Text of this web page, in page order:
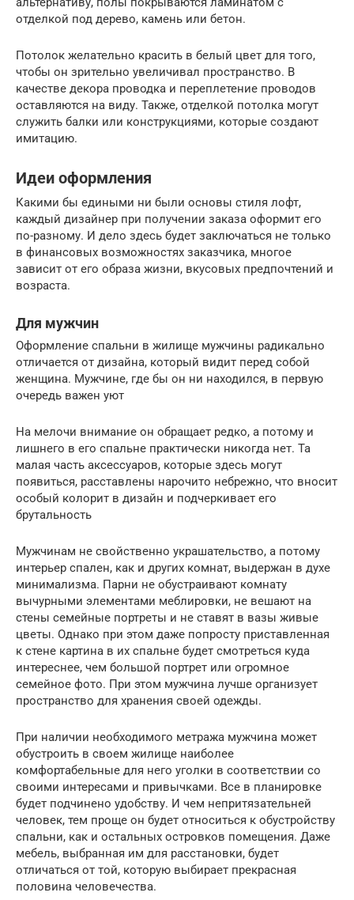
отделкой под дерево, камень или бетон.
Потолок желательно красить в белый цвет для того,
чтобы он зрительно увеличивал пространство. В
качестве декора проводка и переплетение проводов
оставляются на виду. Также, отделкой потолка могут
служить балки или конструкциями, которые создают
имитацию.
Идеи оформления
Какими бы едиными ни были основы стиля лофт,
каждый дизайнер при получении заказа оформит его
по-разному. И дело здесь будет заключаться не только
в финансовых возможностях заказчика, многое
зависит от его образа жизни, вкусовых предпочтений и
возраста.
Для мужчин
Оформление спальни в жилище мужчины радикально
отличается от дизайна, который видит перед собой
женщина. Мужчине, где бы он ни находился, в первую
очередь важен уют
На мелочи внимание он обращает редко, а потому и
лишнего в его спальне практически никогда нет. Та
малая часть аксессуаров, которые здесь могут
появиться, расставлены нарочито небрежно, что вносит
особый колорит в дизайн и подчеркивает его
брутальность
Мужчинам не свойственно украшательство, а потому
интерьер спален, как и других комнат, выдержан в духе
минимализма. Парни не обустраивают комнату
вычурными элементами меблировки, не вешают на
стены семейные портреты и не ставят в вазы живые
цветы. Однако при этом даже попросту приставленная
к стене картина в их спальне будет смотреться куда
интереснее, чем большой портрет или огромное
семейное фото. При этом мужчина лучше организует
пространство для хранения своей одежды.
При наличии необходимого метража мужчина может
обустроить в своем жилище наиболее
комфортабельные для него уголки в соответствии со
своими интересами и привычками. Все в планировке
будет подчинено удобству. И чем непритязательней
человек, тем проще он будет относиться к обустройству
спальни, как и остальных островков помещения. Даже
мебель, выбранная им для расстановки, будет
отличаться от той, которую выбирает прекрасная
половина человечества.